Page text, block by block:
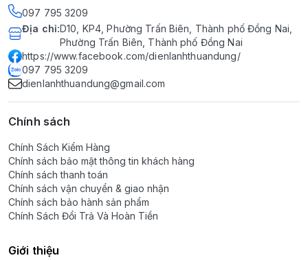
097 795 3209
Địa chỉ:D10, KP4, Phường Trấn Biên, Thành phố Đồng Nai,
Phường Trấn Biên, Thành phố Đồng Nai
https://www.facebook.com/dienlanhthuandung/
097 795 3209
dienlanhthuandung@gmail.com
Chính sách
Chính Sách Kiểm Hàng
Chính sách bảo mật thông tin khách hàng
Chính sách thanh toán
Chính sách vận chuyển & giao nhận
Chính sách bảo hành sản phẩm
Chính Sách Đổi Trả Và Hoàn Tiền
Giới thiệu